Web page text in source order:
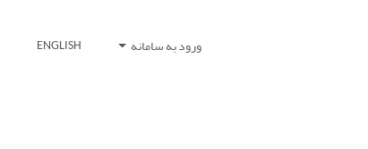
ورود به سامانه ENGLISH